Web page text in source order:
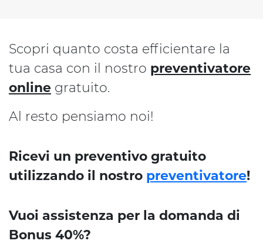
Scopri quanto costa efficientare la
tua casa con il nostro preventivatore
online gratuito.
Al resto pensiamo noi!
Ricevi un preventivo gratuito
utilizzando il nostro preventivatore!
Vuoi assistenza per la domanda di
Bonus 40%?